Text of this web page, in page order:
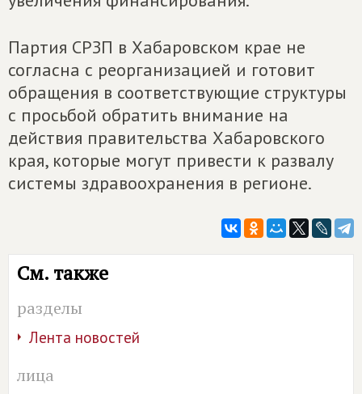
Партия СРЗП в Хабаровском крае не
согласна с реорганизацией и готовит
обращения в соответствующие структуры
с просьбой обратить внимание на
действия правительства Хабаровского
края, которые могут привести к развалу
системы здравоохранения в регионе.
См. также
разделы
Лента новостей
лица